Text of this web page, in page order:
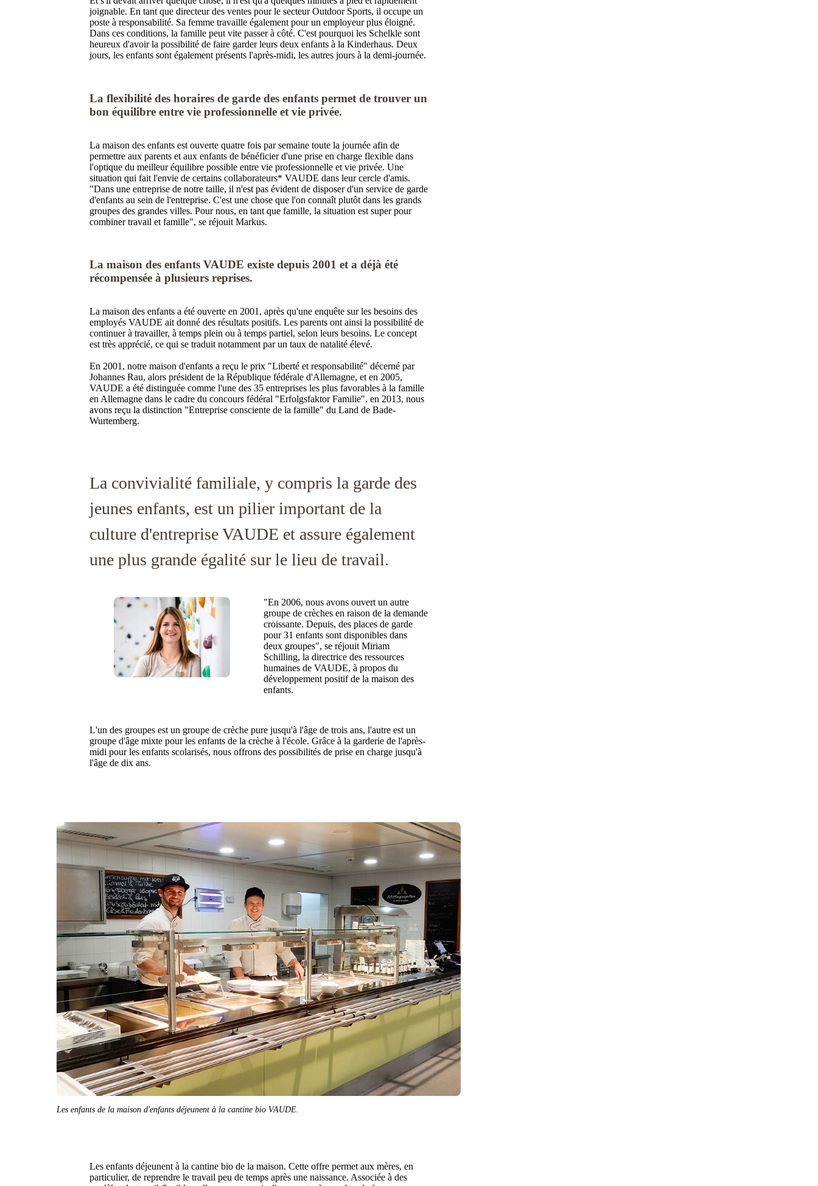
joignable. En tant que directeur des ventes pour le secteur Outdoor Sports, il occupe un
poste à responsabilité. Sa femme travaille également pour un employeur plus éloigné.
Dans ces conditions, la famille peut vite passer à côté. C'est pourquoi les Schelkle sont
heureux d'avoir la possibilité de faire garder leurs deux enfants à la Kinderhaus. Deux
jours, les enfants sont également présents l'après-midi, les autres jours à la demi-journée.
La flexibilité des horaires de garde des enfants permet de trouver un
bon équilibre entre vie professionnelle et vie privée.
La maison des enfants est ouverte quatre fois par semaine toute la journée afin de
permettre aux parents et aux enfants de bénéficier d'une prise en charge flexible dans
l'optique du meilleur équilibre possible entre vie professionnelle et vie privée. Une
situation qui fait l'envie de certains collaborateurs* VAUDE dans leur cercle d'amis.
"Dans une entreprise de notre taille, il n'est pas évident de disposer d'un service de garde
d'enfants au sein de l'entreprise. C'est une chose que l'on connaît plutôt dans les grands
groupes des grandes villes. Pour nous, en tant que famille, la situation est super pour
combiner travail et famille", se réjouit Markus.
La maison des enfants VAUDE existe depuis 2001 et a déjà été
récompensée à plusieurs reprises.
La maison des enfants a été ouverte en 2001, après qu'une enquête sur les besoins des
employés VAUDE ait donné des résultats positifs. Les parents ont ainsi la possibilité de
continuer à travailler, à temps plein ou à temps partiel, selon leurs besoins. Le concept
est très apprécié, ce qui se traduit notamment par un taux de natalité élevé.
En 2001, notre maison d'enfants a reçu le prix "Liberté et responsabilité" décerné par
Johannes Rau, alors président de la République fédérale d'Allemagne, et en 2005,
VAUDE a été distinguée comme l'une des 35 entreprises les plus favorables à la famille
en Allemagne dans le cadre du concours fédéral "Erfolgsfaktor Familie". en 2013, nous
avons reçu la distinction "Entreprise consciente de la famille" du Land de Bade-
Wurtemberg.
La convivialité familiale, y compris la garde des
jeunes enfants, est un pilier important de la
culture d'entreprise VAUDE et assure également
une plus grande égalité sur le lieu de travail.
"En 2006, nous avons ouvert un autre
groupe de crèches en raison de la demande
croissante. Depuis, des places de garde
pour 31 enfants sont disponibles dans
deux groupes", se réjouit Miriam
Schilling, la directrice des ressources
humaines de VAUDE, à propos du
développement positif de la maison des
enfants.
L'un des groupes est un groupe de crèche pure jusqu'à l'âge de trois ans, l'autre est un
groupe d'âge mixte pour les enfants de la crèche à l'école. Grâce à la garderie de l'après-
midi pour les enfants scolarisés, nous offrons des possibilités de prise en charge jusqu'à
l'âge de dix ans.
Les enfants de la maison d'enfants déjeunent à la cantine bio VAUDE.
Les enfants déjeunent à la cantine bio de la maison. Cette offre permet aux mères, en
particulier, de reprendre le travail peu de temps après une naissance. Associée à des